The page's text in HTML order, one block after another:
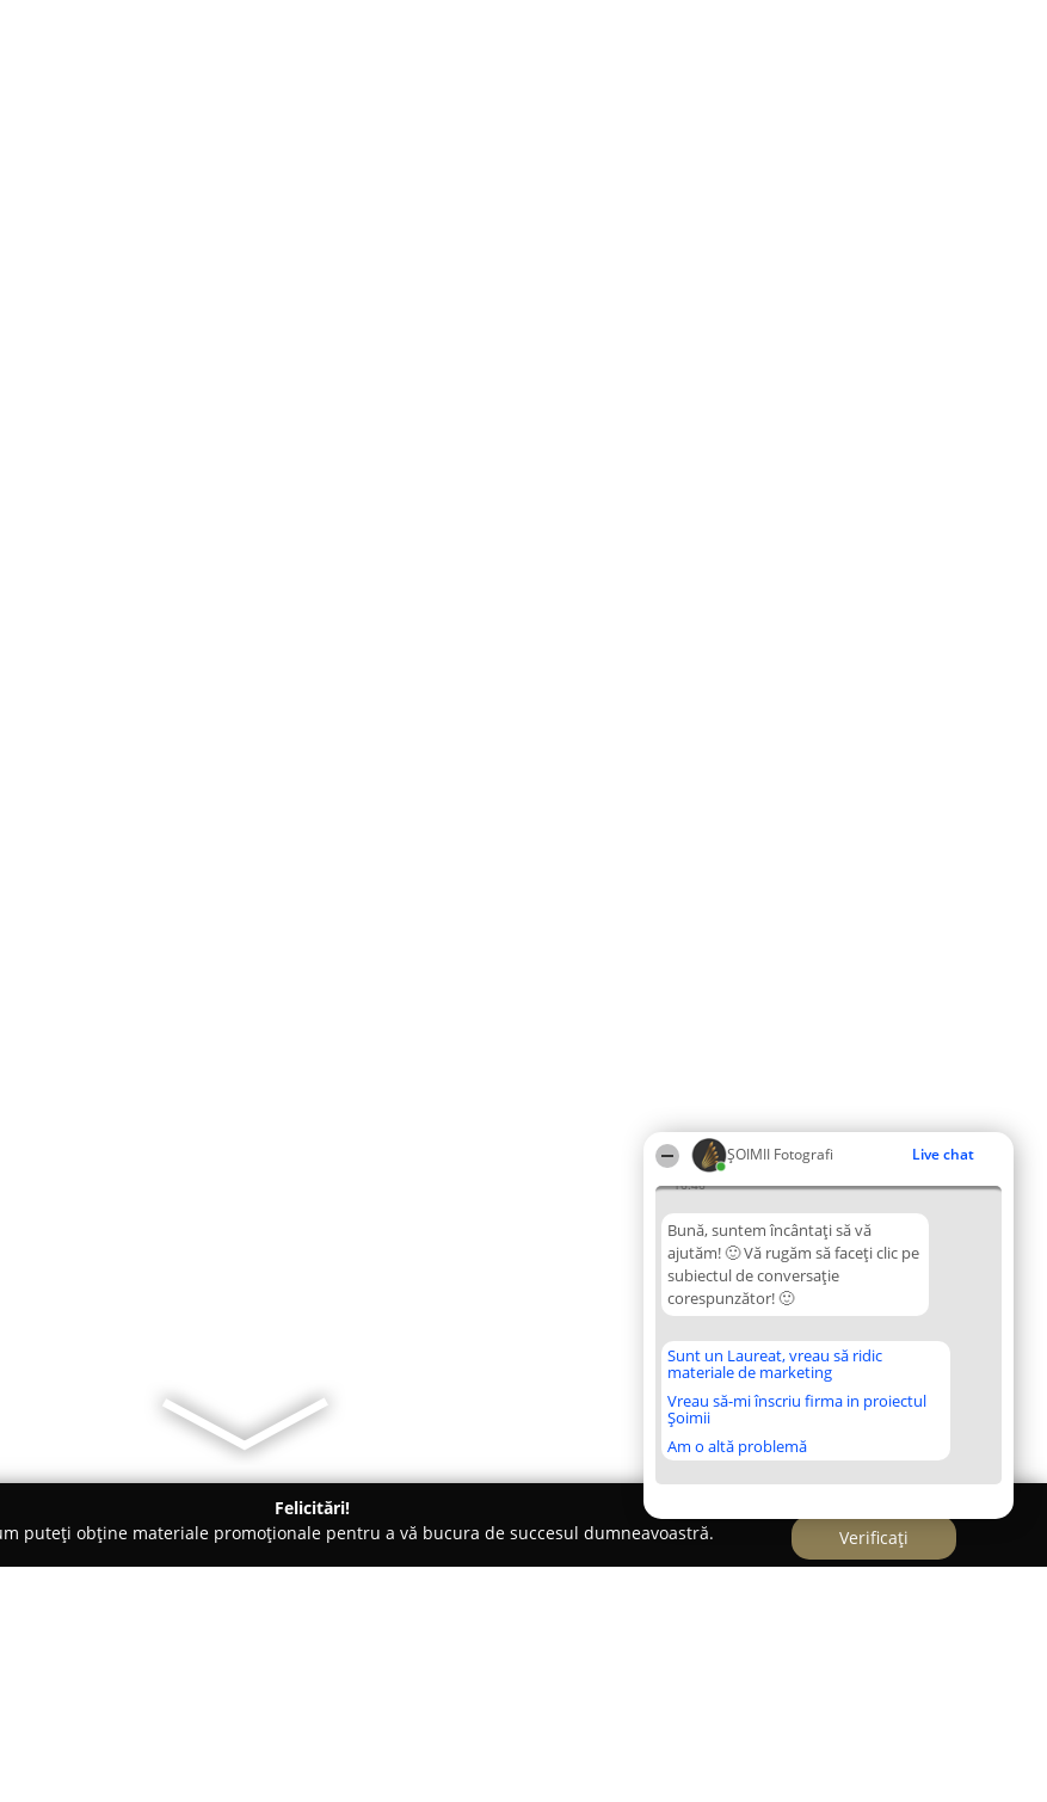
ȘOIMII Fotografi Live chat
16:46
Bună, suntem încântați să vă
ajutăm! 🙂 Vă rugăm să faceți clic pe
subiectul de conversație
corespunzător! 🙂
Sunt un Laureat, vreau să ridic
materiale de marketing
Vreau să-mi înscriu firma in proiectul
Șoimii
Am o altă problemă
Felicitări!
puteți obține materiale promoționale pentru a vă bucura de succesul dumneavoastră.
Verificați